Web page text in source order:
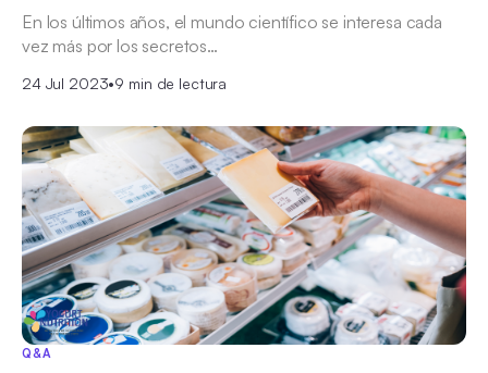
En los últimos años, el mundo científico se interesa cada
vez más por los secretos…
24 Jul 2023•9 min de lectura
Q&A